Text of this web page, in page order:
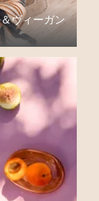
ヴィーガン